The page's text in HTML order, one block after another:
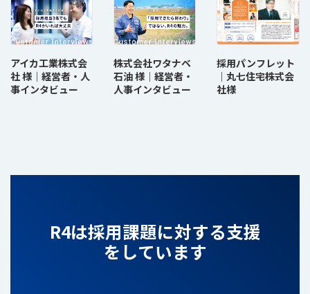
アイカ工業株式会
社 様｜経営者・人
事インタビュー
株式会社ワタナベ
石油 様｜経営者・
人事インタビュー
採用パンフレット
｜丸七住宅株式会
社様
R4は採用課題に対する支援
をしています